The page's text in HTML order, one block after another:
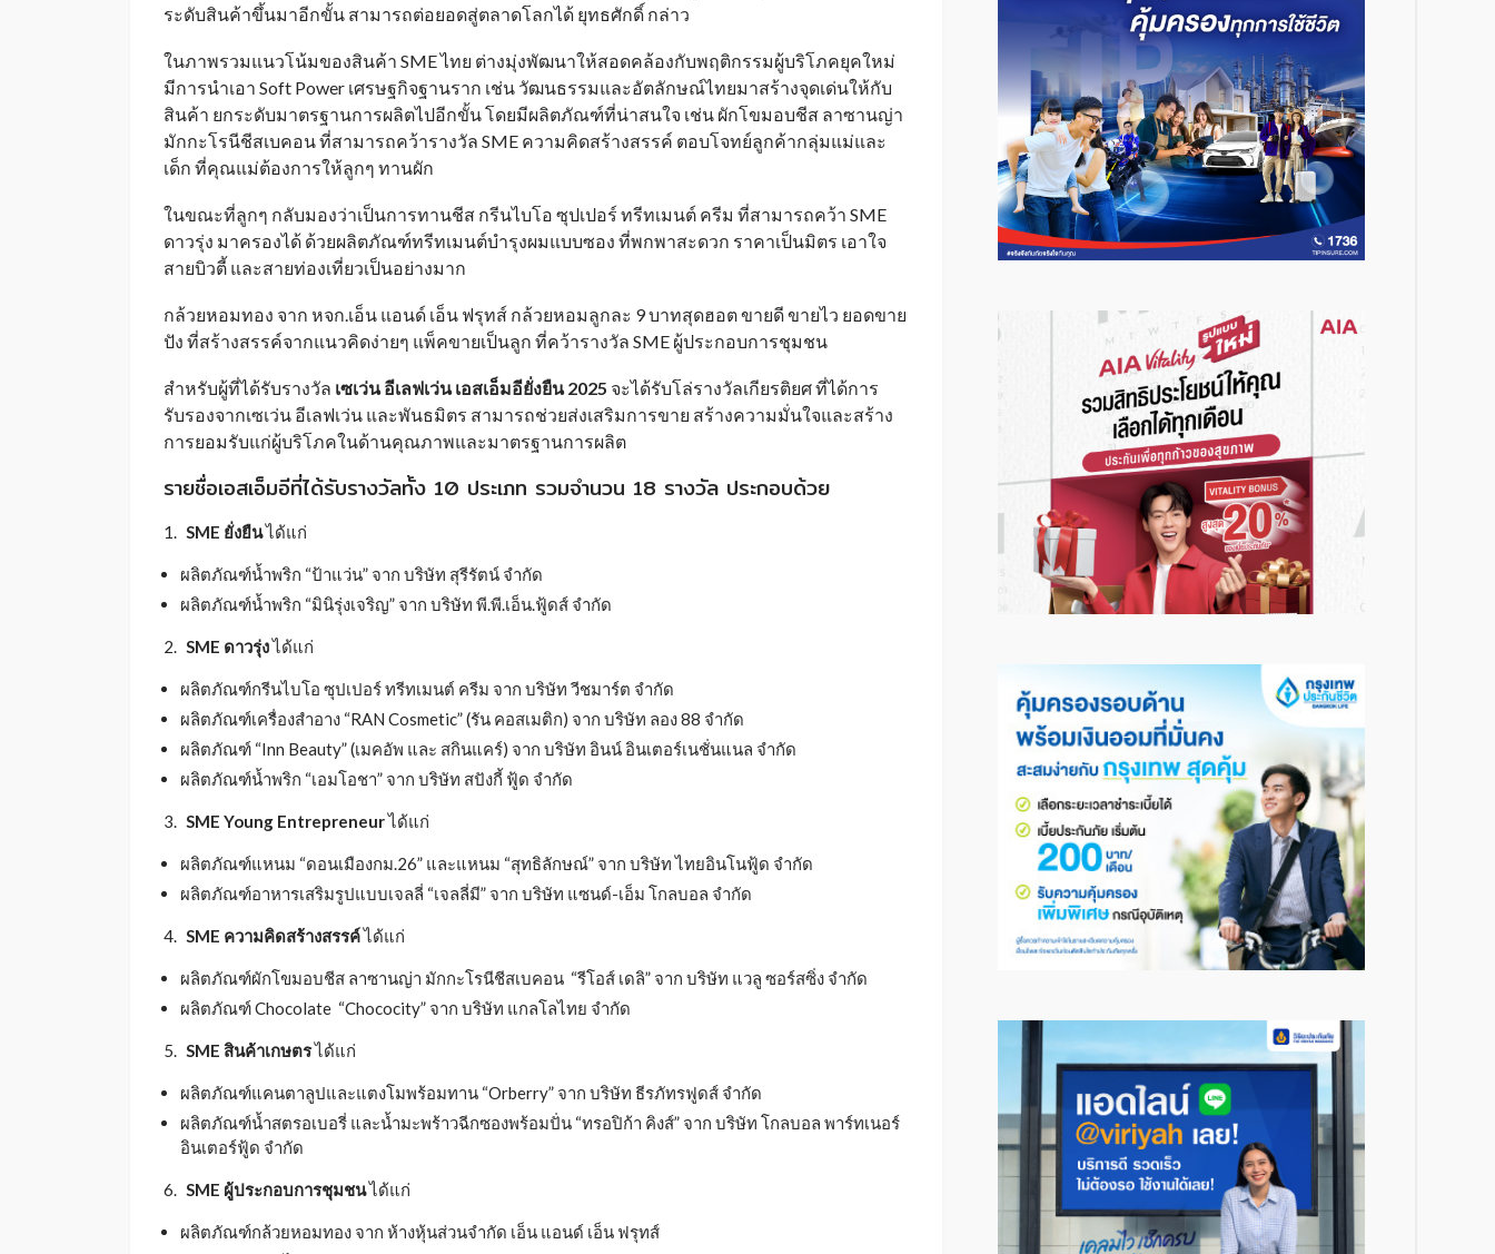
ระดับสินค้าขึ้นมาอีกขั้น สามารถต่อยอดสู่ตลาดโลกได้ ยุทธศักดิ์ กล่าว
ในภาพรวมแนวโน้มของสินค้า SME ไทย ต่างมุ่งพัฒนาให้สอดคล้องกับพฤติกรรมผู้บริโภคยุคใหม่
มีการนำเอา Soft Power เศรษฐกิจฐานราก เช่น วัฒนธรรมและอัตลักษณ์ไทยมาสร้างจุดเด่นให้กับ
สินค้า ยกระดับมาตรฐานการผลิตไปอีกขั้น โดยมีผลิตภัณฑ์ที่น่าสนใจ เช่น ผักโขมอบชีส ลาซานญ่า
มักกะโรนีชีสเบคอน ที่สามารถคว้ารางวัล SME ความคิดสร้างสรรค์ ตอบโจทย์ลูกค้ากลุ่มแม่และ
เด็ก ที่คุณแม่ต้องการให้ลูกๆ ทานผัก
ในขณะที่ลูกๆ กลับมองว่าเป็นการทานชีส กรีนไบโอ ซุปเปอร์ ทรีทเมนต์ ครีม ที่สามารถคว้า SME
ดาวรุ่ง มาครองได้ ด้วยผลิตภัณฑ์ทรีทเมนต์บำรุงผมแบบซอง ที่พกพาสะดวก ราคาเป็นมิตร เอาใจ
สายบิวตี้ และสายท่องเที่ยวเป็นอย่างมาก
กล้วยหอมทอง จาก หจก.เอ็น แอนด์ เอ็น ฟรุทส์ กล้วยหอมลูกละ 9 บาทสุดฮอต ขายดี ขายไว ยอดขาย
ปัง ที่สร้างสรรค์จากแนวคิดง่ายๆ แพ็คขายเป็นลูก ที่คว้ารางวัล SME ผู้ประกอบการชุมชน
สำหรับผู้ที่ได้รับรางวัล เซเว่น อีเลฟเว่น เอสเอ็มอียั่งยืน 2025 จะได้รับโล่รางวัลเกียรติยศ ที่ได้การ
รับรองจากเซเว่น อีเลฟเว่น และพันธมิตร สามารถช่วยส่งเสริมการขาย สร้างความมั่นใจและสร้าง
การยอมรับแก่ผู้บริโภคในด้านคุณภาพและมาตรฐานการผลิต
รายชื่อเอสเอ็มอีที่ได้รับรางวัลทั้ง 10 ประเภท รวมจำนวน 18 รางวัล ประกอบด้วย
SME ยั่งยืนได้แก่
ผลิตภัณฑ์น้ำพริก “ป้าแว่น” จาก บริษัท สุรีรัตน์ จำกัด
ผลิตภัณฑ์น้ำพริก “มินิรุ่งเจริญ” จาก บริษัท พี.พี.เอ็น.ฟู้ดส์ จำกัด
SME ดาวรุ่งได้แก่
ผลิตภัณฑ์กรีนไบโอ ซุปเปอร์ ทรีทเมนต์ ครีม จาก บริษัท วีชมาร์ต จำกัด
ผลิตภัณฑ์เครื่องสำอาง “RAN Cosmetic” (รัน คอสเมติก) จาก บริษัท ลอง 88 จำกัด
ผลิตภัณฑ์ “Inn Beauty” (เมคอัพ และ สกินแคร์) จาก บริษัท อินน์ อินเตอร์เนชั่นแนล จำกัด
ผลิตภัณฑ์น้ำพริก “เอมโอชา” จาก บริษัท สปังกี้ ฟู้ด จำกัด
SME Young Entrepreneurได้แก่
ผลิตภัณฑ์แหนม “ดอนเมืองกม.26” และแหนม “สุทธิลักษณ์” จาก บริษัท ไทยอินโนฟู้ด จำกัด
ผลิตภัณฑ์อาหารเสริมรูปแบบเจลลี่ “เจลลี่มี” จาก บริษัท แซนด์-เอ็ม โกลบอล จำกัด
SME ความคิดสร้างสรรค์ได้แก่
ผลิตภัณฑ์ผักโขมอบชีส ลาซานญ่า มักกะโรนีชีสเบคอน “รีโอส์ เดลิ” จาก บริษัท แวลู ซอร์สซิ่ง จำกัด
ผลิตภัณฑ์ Chocolate “Chococity” จาก บริษัท แกลโลไทย จำกัด
SME สินค้าเกษตรได้แก่​
ผลิตภัณฑ์แคนตาลูปและแตงโมพร้อมทาน “Orberry” จาก บริษัท ธีรภัทรฟูดส์ จำกัด
ผลิตภัณฑ์น้ำสตรอเบอรี่ และน้ำมะพร้าวฉีกซองพร้อมปั่น “ทรอปิก้า คิงส์” จาก บริษัท โกลบอล พาร์ทเนอร์
อินเตอร์ฟู้ด จำกัด
SME ผู้ประกอบการชุมชนได้แก่
ผลิตภัณฑ์กล้วยหอมทอง จาก ห้างหุ้นส่วนจำกัด เอ็น แอนด์ เอ็น ฟรุทส์